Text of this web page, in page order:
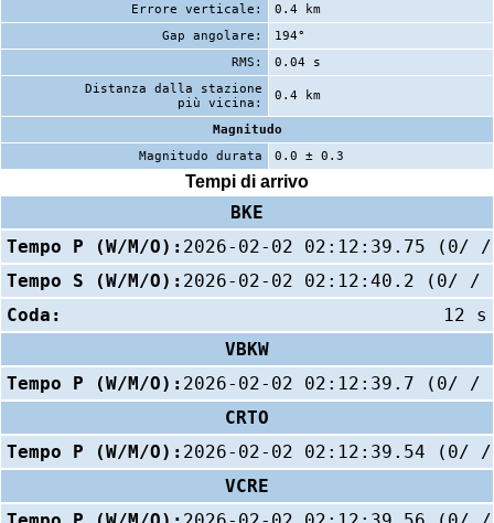
Errore verticale:
0.4 km
Gap angolare:
194°
RMS:
0.04 s
Distanza dalla stazione
più vicina:
0.4 km
Magnitudo
Magnitudo durata
0.0 ± 0.3
Tempi di arrivo
BKE
Tempo P (W/M/O): 2026-02-02 02:12:39.75 (0/
Tempo S (W/M/O): 2026-02-02 02:12:40.2 (0/ /
Coda:
12 s
VBKW
Tempo P (W/M/O): 2026-02-02 02:12:39.7 (0/ /
CRTO
Tempo P (W/M/O): 2026-02-02 02:12:39.54 (0/
VCRE